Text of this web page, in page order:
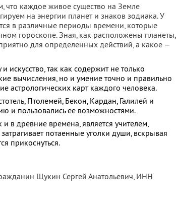
что каждое живое существо на Земле
на энергии планет и знаков зодиака. У
в различные периоды времени, которые
гороскопе. Зная, как расположены планеты,
для определенных действий, а какое —
искусство, так как содержит не только
вычисления, но и умение точно и правильно
астрологических карт каждого человека.
Птолемей, Бекон, Кардан, Галилей и
и пользовались ее возможностями.
в древние времена, является учителем,
потаенные уголки души, вскрывая
прикоснуться.
Щукин Сергей Анатольевич, ИНН